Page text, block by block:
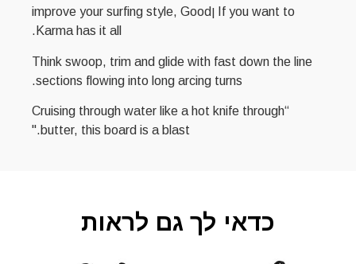
If you want to ןimprove your surfing style, Good
Karma has it all.
Think swoop, trim and glide with fast down the line
sections flowing into long arcing turns.
“Cruising through water like a hot knife through
butter, this board is a blast."
כדאי לך גם לראות